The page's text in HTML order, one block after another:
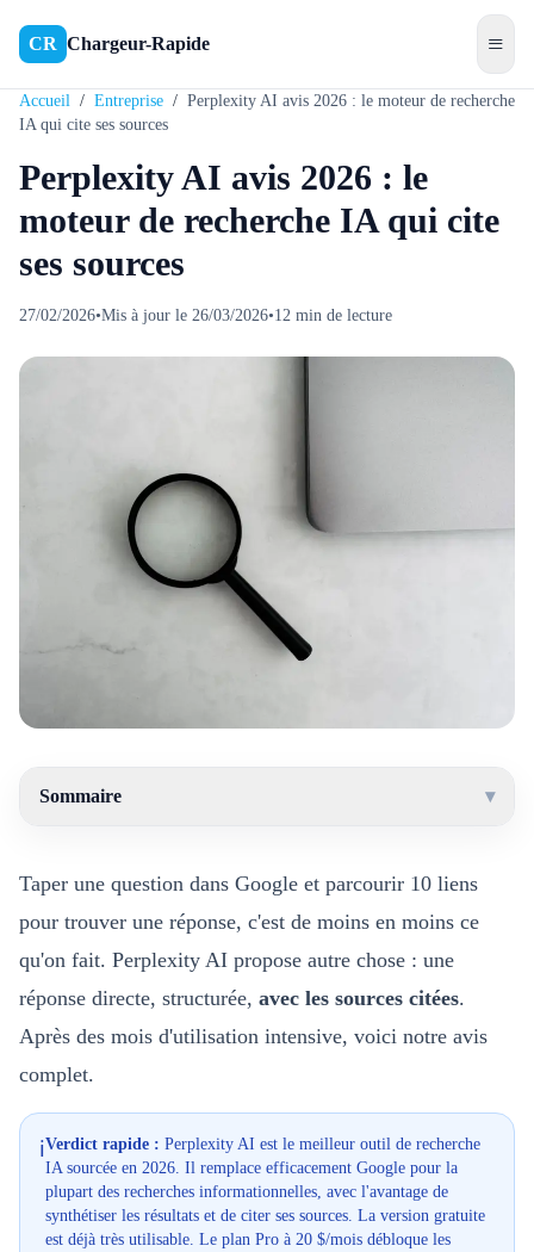
CR Chargeur-Rapide ≡
Accueil / Entreprise / Perplexity AI avis 2026 : le moteur de recherche
IA qui cite ses sources
Perplexity AI avis 2026 : le
moteur de recherche IA qui cite
ses sources
27/02/2026•Mis à jour le 26/03/2026•12 min de lecture
Sommaire ▾
Taper une question dans Google et parcourir 10 liens
pour trouver une réponse, c'est de moins en moins ce
qu'on fait. Perplexity AI propose autre chose : une
réponse directe, structurée, avec les sources citées.
Après des mois d'utilisation intensive, voici notre avis
complet.
ℹ️Verdict rapide : Perplexity AI est le meilleur outil de recherche
IA sourcée en 2026. Il remplace efficacement Google pour la
plupart des recherches informationnelles, avec l'avantage de
synthétiser les résultats et de citer ses sources. La version gratuite
est déjà très utilisable. Le plan Pro à 20 $/mois débloque les